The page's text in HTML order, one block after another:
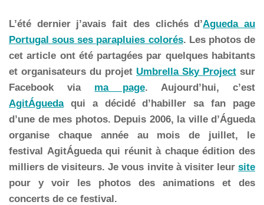
L’été dernier j’avais fait des clichés d’Agueda au
Portugal sous ses parapluies colorés. Les photos de
cet article ont été partagées par quelques habitants
et organisateurs du projet Umbrella Sky Project sur
Facebook via ma page. Aujourd’hui, c’est
AgitÁguedaqui a décidé d’habiller sa fan page
d’une de mes photos. Depuis 2006, la ville d’Águeda
organise chaque année au mois de juillet, le
festival AgitÁgueda qui réunit à chaque édition des
milliers de visiteurs. Je vous invite à visiter leur site
pour y voir les photos des animations et des
concerts de ce festival.